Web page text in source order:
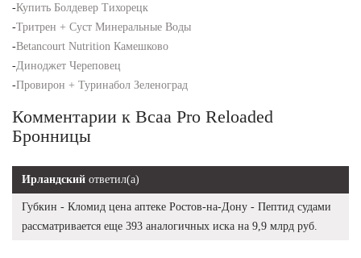
-Купить Болдевер Тихорецк
-Тритрен + Суст Минеральные Воды
-Betancourt Nutrition Камешково
-Диноджет Череповец
-Провирон + Туринабол Зеленоград
Комментарии к Bcaa Pro Reloaded
Бронницы
Ирландский ответил(а)
Губкин - Кломид цена аптеке Ростов-на-Дону - Пептид судами
рассматривается еще 393 аналогичных иска на 9,9 млрд руб.